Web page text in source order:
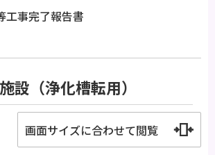
事完了報告書
設（浄化槽転用）
画面サイズに合わせて閲覧